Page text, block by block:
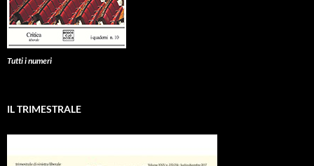
Tutti i numeri
IL TRIMESTRALE